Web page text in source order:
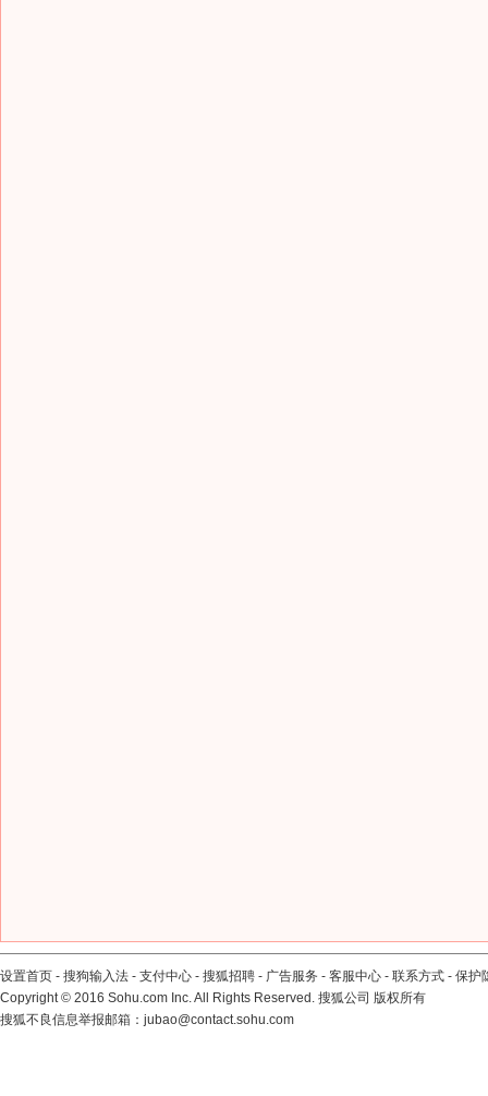
设置首页 - 搜狗输入法 - 支付中心 - 搜狐招聘 - 广告服务 - 客服中心 - 联系方式 - 保护
Copyright© 2016 Sohu.com Inc. All Rights Reserved. 搜狐公司 版权所有
搜狐不良信息举报邮箱： jubao@contact.sohu.com